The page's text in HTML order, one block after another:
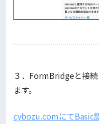
３．FormBridgeと接
ます。
cybozu.comにてBasic